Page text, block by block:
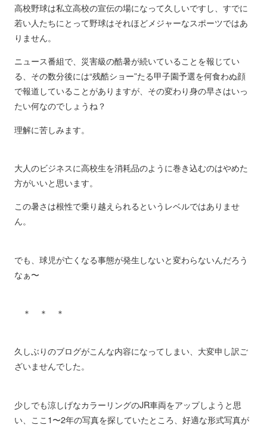
高校野球は私立高校の宣伝の場になって久しいですし、すでに
若い人たちにとって野球はそれほどメジャーなスポーツではあ
りません。
ニュース番組で、災害級の酷暑が続いていることを報じてい
る、その数分後には“残酷ショー”たる甲子園予選を何食わぬ顔
で報道していることがありますが、その変わり身の早さはいっ
たい何なのでしょうね？
理解に苦しみます。
大人のビジネスに高校生を消耗品のように巻き込むのはやめた
方がいいと思います。
この暑さは根性で乗り越えられるというレベルではありませ
ん。
でも、球児が亡くなる事態が発生しないと変わらないんだろう
なぁ〜
＊ ＊ ＊
久しぶりのブログがこんな内容になってしまい、大変申し訳ご
ざいませんでした。
少しでも涼しげなカラーリングのJR車両をアップしようと思
い、ここ1〜2年の写真を探していたところ、好適な形式写真が